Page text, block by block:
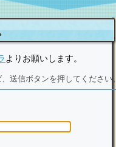
よりお願いします。
送信ボタンを押してください